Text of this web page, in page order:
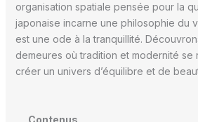
organisation spatiale pensée pour la
japonaise incarne une philosophie du
est une ode à la tranquillité.
demeures où tradition et modernité se
créer un univers d’équilibre et de